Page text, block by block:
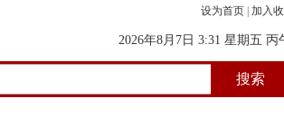
设为首页 加入
2026年8月7日 3:31 星期五 丙
年(马) 五月初二 寅时